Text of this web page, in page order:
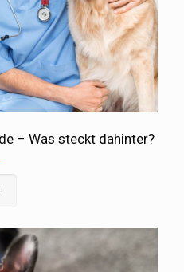
– Was steckt dahinter?